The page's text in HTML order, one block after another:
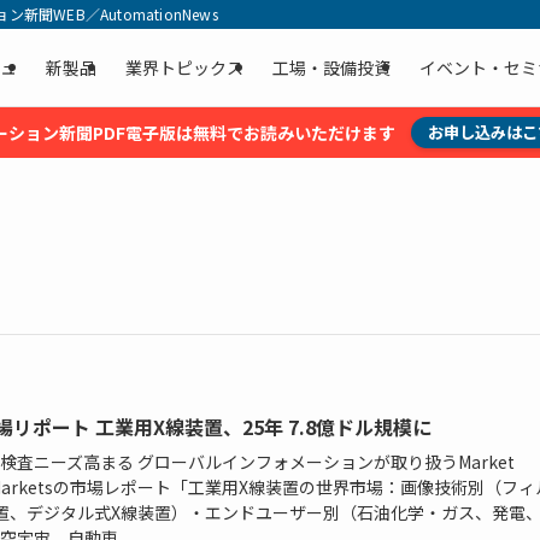
ン新聞WEB／AutomationNews
新製品 業界トピックス 工場・設備投資 イベント・セ
ション新聞PDF電子版は無料でお読みいただけます お申し込みは
リポート 工業用X線装置、25年 7.8億ドル規模に
査ニーズ高まる グローバルインフォメーションが取り扱うMarket
の市場レポート「工業用X線装置の世界市場：画像技術別（フィ
、デジタル式X線装置）・エンドユーザー別（石油化学・ガス、発電